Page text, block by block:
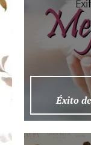
Éxito